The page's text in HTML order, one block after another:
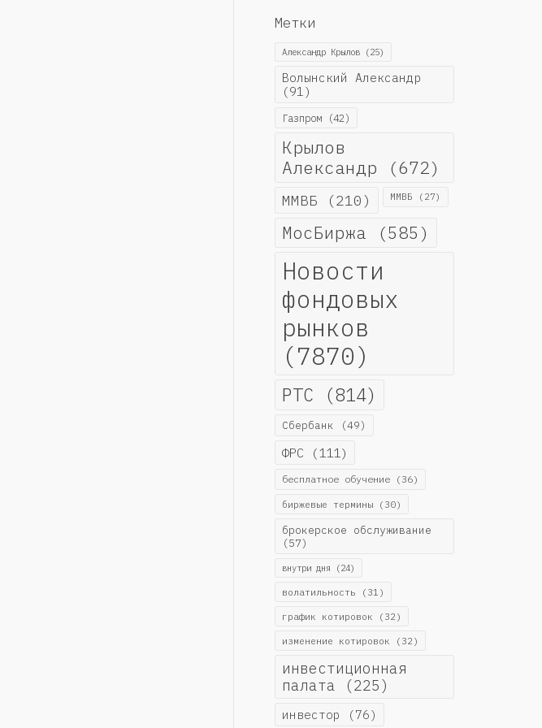
Метки
Александр Крылов(25)
Волынский Александр
(91)
Газпром(42)
Крылов
Александр (672)
ММВБ (210) ММВБ (27)
МосБиржа (585)
Новости
фондовых
рынков
(7870)
РТС (814)
Сбербанк (49)
ФРС (111)
бесплатное обучение(36)
биржевые термины(30)
брокерское обслуживание
(57)
внутри дня (24)
волатильность (31)
график котировок (32)
изменение котировок (32)
инвестиционная
палата (225)
инвестор (76)